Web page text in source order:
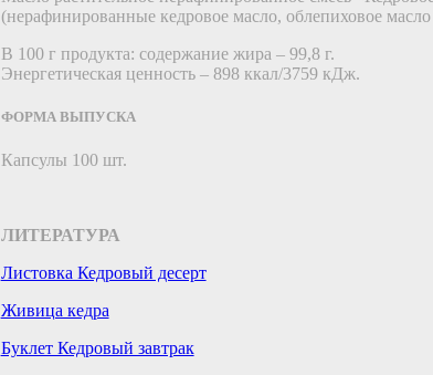
(нерафинированные кедровое масло, облепиховое
В 100 г продукта: содержание жира – 99,8 г.
Энергетическая ценность – 898 ккал/3759 кДж.
ФОРМА ВЫПУСКА
Капсулы 100 шт.
ЛИТЕРАТУРА
Листовка Кедровый десерт
Живица кедра
Буклет Кедровый завтрак